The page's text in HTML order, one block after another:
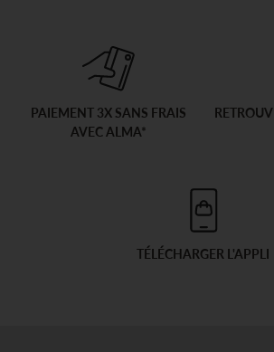
PAIEMENT 3X SANS FRAIS
AVEC ALMA*
TÉLÉCHARGER L'APPLI